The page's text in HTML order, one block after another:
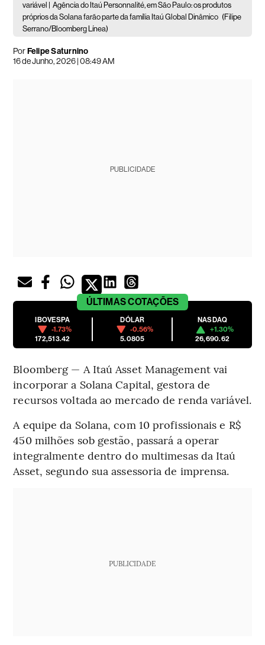
variável |
Agência do Itaú Personnalité, em São Paulo: os produtos
próprios da Solana farão parte da família Itaú Global Dinâmico (Filipe
Serrano/Bloomberg Línea)
PorFelipe Saturnino
16 de Junho, 2026 | 08:49 AM
PUBLICIDADE
ÚLTIMASCOTAÇÕES
IBOVESPA
-1.73%
172,513.42
DÓLAR
-0.56%
5.0805
NASDAQ
+1.30%
26,690.62
Bloomberg — A Itaú Asset Management vai
incorporar a Solana Capital, gestora de
recursos voltada ao mercado de renda variável.
A equipe da Solana, com 10 profissionais e R$
450 milhões sob gestão, passará a operar
integralmente dentro do multimesas da Itaú
Asset, segundo sua assessoria de imprensa.
PUBLICIDADE